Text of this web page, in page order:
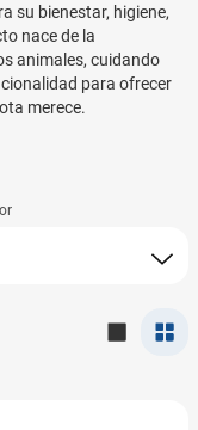
su bienestar, higiene,
nace de la
animales, cuidando
para ofrecer
merece.